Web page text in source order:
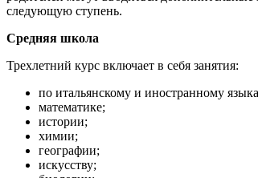
следующую ступень.
Средняя школа
Трехлетний курс включает в себя занятия:
по итальянскому и иностранному
математике;
истории;
химии;
географии;
искусству;